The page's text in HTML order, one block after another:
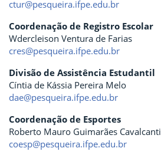
ctur@pesqueira.ifpe.edu.br
Coordenação de Registro Escolar
Wdercleison Ventura de Farias
cres@pesqueira.ifpe.edu.br
Divisão de Assistência Estudantil
Cíntia de Kássia Pereira Melo
dae@pesqueira.ifpe.edu.br
Coordenação de Esportes
Roberto Mauro Guimarães Cavalcanti
coesp@pesqueira.ifpe.edu.br